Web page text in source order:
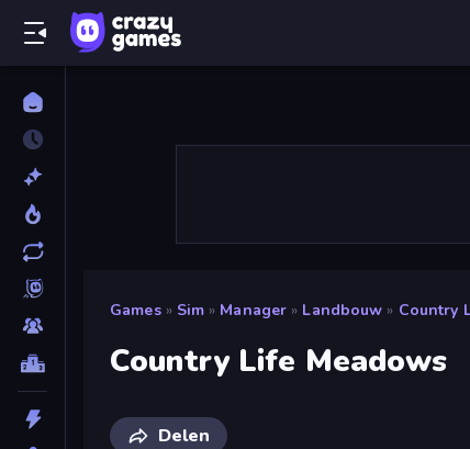
Games » Sim » Manager » Landbouw » Country
Country Life Meadows
Delen